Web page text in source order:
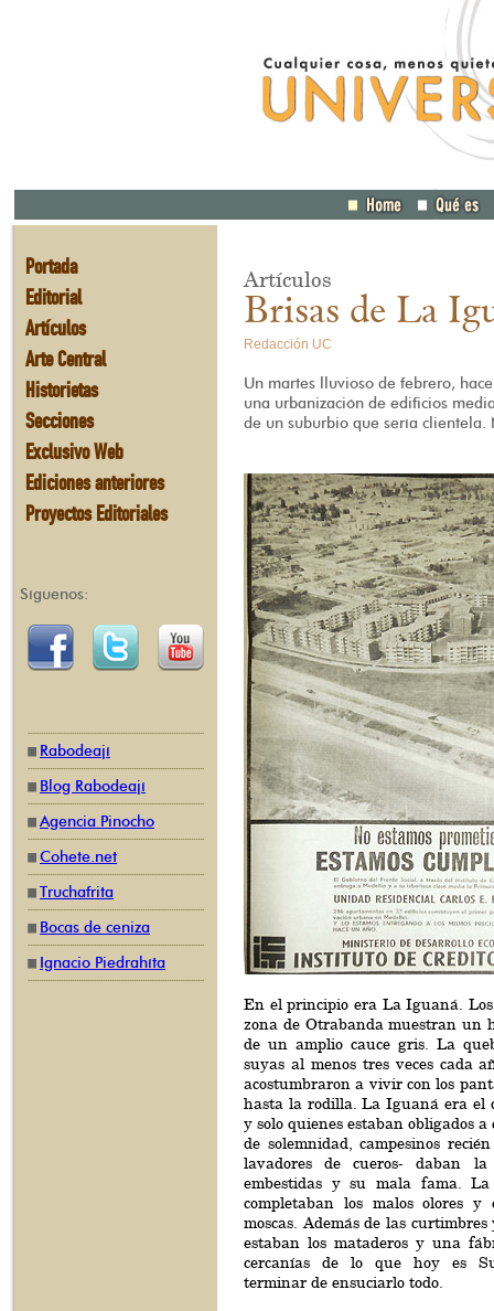
Portada
Editorial
Artículos
Arte Central
Historietas
Secciones
Exclusivo Web
Ediciones anteriores
Proyectos Editoriales
Síguenos:
Rabodeají
Blog Rabodeají
Agencia Pinocho
Cohete.net
Truchafrita
Bocas de ceniza
Ignacio Piedrahíta
Artículos
Brisas de La
Redacción UC
Un martes lluvioso de febrero,
una urbanización de edificios
de un suburbio que sería
En el principio era La Iguaná.
zona de Otrabanda muestran un
de un amplio cauce gris. La
suyas al menos tres veces cada
acostumbraron a vivir con los
hasta la rodilla. La Iguaná era el
y solo quienes estaban obligados
de solemnidad, campesinos
lavadores de cueros- daban
embestidas y su mala fama.
completaban los malos olores
moscas. Además de las
estaban los mataderos y una
cercanías de lo que hoy es
terminar de ensuciarlo todo.